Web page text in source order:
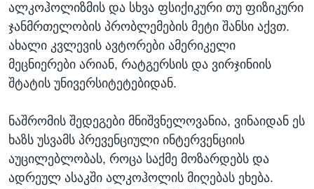
ალკოჰოლიზმის და სხვა ფსიქიკური თუ ფიზიკური
ჯანმრთელობის პრობლემების მეტი შანსი აქვთ.
ახალი კვლევის ავტორები ამერიკელი
მეცნიერები არიან, რატგერსის და ვირჯინიის
შტატის უნივერსიტეტებიდან.
ნაშრომის შედეგები მნიშვნელოვანია, ვინაიდან ეს
ხაზს უსვამს პრევენციული ინტერვენციის
აუცილებლობას, როცა საქმე მოზარდებს და
ადრეულ ასაკში ალკოჰოლის მიღებას ეხება.